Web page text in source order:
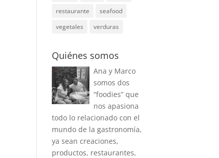
restaurante
seafood
vegetales
verduras
Quiénes somos
Ana y Marco
somos dos
“foodies” que
nos apasiona
todo lo relacionado con el
mundo de la gastronomía,
ya sean creaciones,
productos, restaurantes,